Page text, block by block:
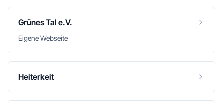
Grünes Tal e.V.
Eigene Webseite
Heiterkeit